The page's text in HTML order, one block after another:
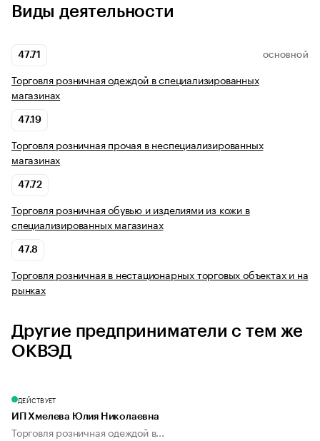
Виды деятельности
47.71 ОСНОВНОЙ
Торговля розничная одеждой в специализированных
магазинах
47.19
Торговля розничная прочая в неспециализированных
магазинах
47.72
Торговля розничная обувью и изделиями из кожи в
специализированных магазинах
47.8
Торговля розничная в нестационарных торговых объектах и на
рынках
Другие предприниматели с тем же
ОКВЭД
ДЕЙСТВУЕТ
ИП Хмелева Юлия Николаевна
Торговля розничная одеждой в...